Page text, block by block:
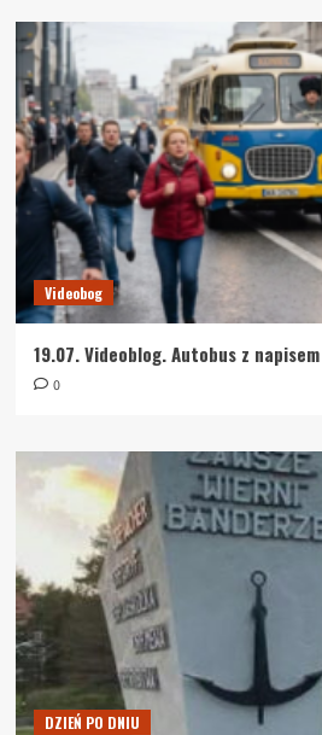
Videobog
19.07. Videoblog. Autobus z
0
DZIEŃ PO DNIU